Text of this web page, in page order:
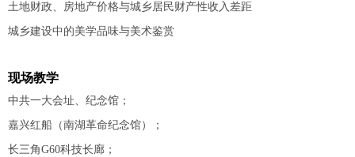
土地财政、房地产价格与城乡居民财产性收入差距
城乡建设中的美学品味与美术鉴赏
现场教学
中共一大会址、纪念馆；
嘉兴红船（南湖革命纪念馆）；
长三角G60科技长廊；